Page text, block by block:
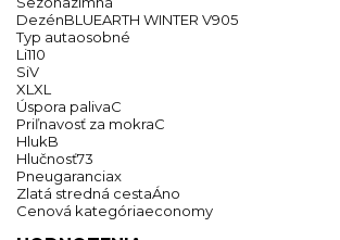
DezénBLUEARTH WINTER V905
Typ autaosobné
Li110
SiV
XLXL
Úspora palivaC
Priľnavosť za mokraC
HlukB
Hlučnosť73
Pneugaranciax
Zlatá stredná cestaÁno
Cenová kategóriaeconomy